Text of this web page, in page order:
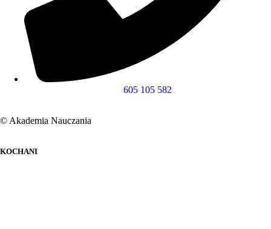
605 105 582
© Akademia Nauczania
KOCHANI